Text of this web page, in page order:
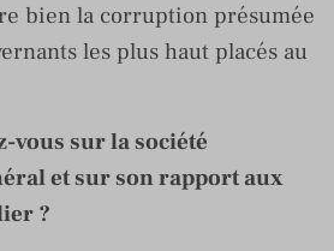
bien la corruption présumée
les plus haut placés au
vous sur la société
et sur son rapport aux
?